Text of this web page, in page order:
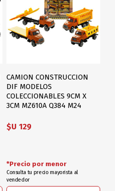
CAMION CONSTRUCCION
DIF MODELOS
COLECCIONABLES 9CM X
3CM MZ610A Q384 M24
$U 129
*Precio por menor
Consulta tu precio mayorista al
vendedor